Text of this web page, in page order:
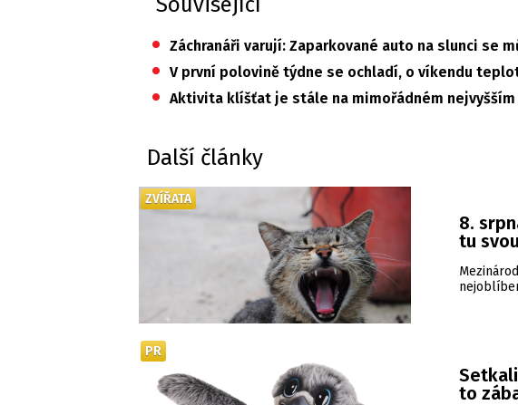
• Záchranáři varují: Zaparkované auto na slunci se
• V první polovině týdne se ochladí, o víkendu
• Aktivita klíšťat je stále na mimořádném
Další články
8.
tu
ZVÍŘATA
to
PR